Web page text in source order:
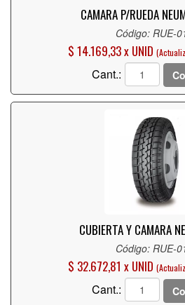
CAMARA P/RUEDA
Código: RUE-
$ 14.169,33 x UNID
Cant.:
CUBIERTA Y CAMARA
Código: RUE-
$ 32.672,81 x UNID
Cant.: